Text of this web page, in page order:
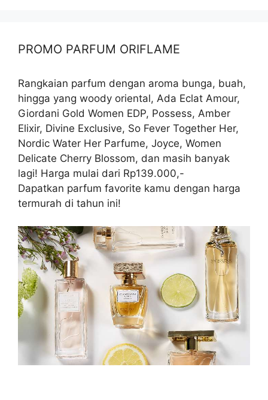
PROMO PARFUM ORIFLAME
Rangkaian parfum dengan aroma bunga, buah,
hingga yang woody oriental, Ada Eclat Amour,
Giordani Gold Women EDP, Possess, Amber
Elixir, Divine Exclusive, So Fever Together Her,
Nordic Water Her Parfume, Joyce, Women
Delicate Cherry Blossom, dan masih banyak
lagi! Harga mulai dari Rp139.000,-
Dapatkan parfum favorite kamu dengan harga
termurah di tahun ini!